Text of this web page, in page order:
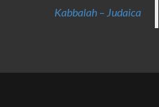
Kabbalah – Judaica